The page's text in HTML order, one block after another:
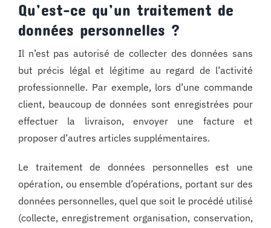
Qu’est-ce qu’un traitement de
données personnelles ?
Il n’est pas autorisé de collecter des données sans
but précis légal et légitime au regard de l’activité
professionnelle. Par exemple, lors d’une commande
client, beaucoup de données sont enregistrées pour
effectuer la livraison, envoyer une facture et
proposer d’autres articles supplémentaires.
Le traitement de données personnelles est une
opération, ou ensemble d’opérations, portant sur des
données personnelles, quel que soit le procédé utilisé
(collecte, enregistrement organisation, conservation,